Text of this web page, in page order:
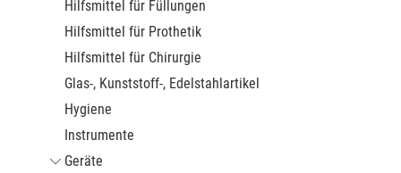
Hilfsmittel für Füllungen
Hilfsmittel für Prothetik
Hilfsmittel für Chirurgie
Glas-, Kunststoff-, Edelstahlartikel
Hygiene
Instrumente
Geräte